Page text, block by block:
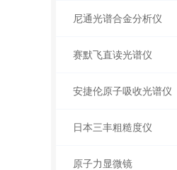
尼通光谱合金分析仪
赛默飞直读光谱仪
安捷伦原子吸收光谱仪
日本三丰粗糙度仪
原子力显微镜